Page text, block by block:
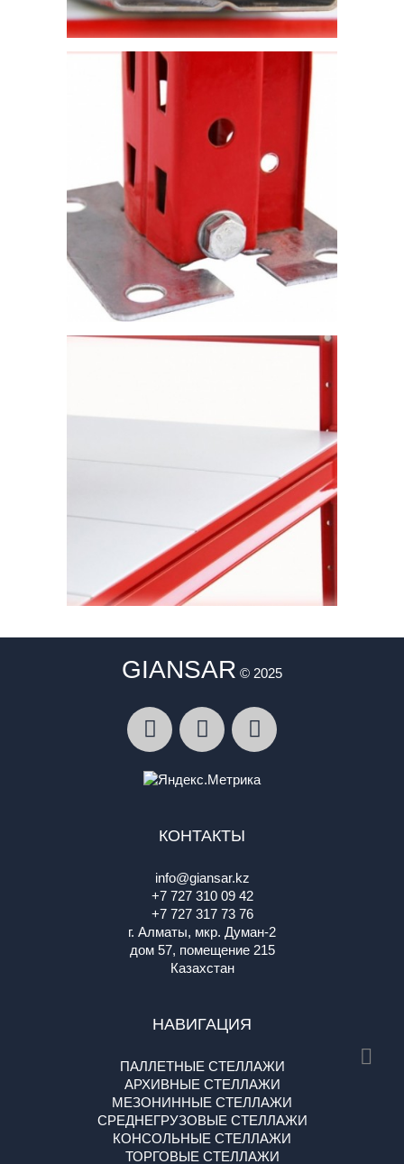
GIANSAR © 2025
КОНТАКТЫ
info@giansar.kz
+7 727 310 09 42
+7 727 317 73 76
г. Алматы, мкр. Думан-2
дом 57, помещение 215
Казахстан
НАВИГАЦИЯ
ПАЛЛЕТНЫЕ СТЕЛЛАЖИ
АРХИВНЫЕ СТЕЛЛАЖИ
МЕЗОНИННЫЕ СТЕЛЛАЖИ
СРЕДНЕГРУЗОВЫЕ СТЕЛЛАЖИ
КОНСОЛЬНЫЕ СТЕЛЛАЖИ
ТОРГОВЫЕ СТЕЛЛАЖИ